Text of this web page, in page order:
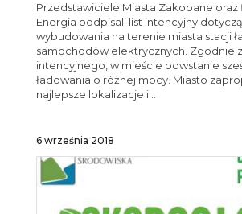
Przedstawiciele Miasta Zakopane oraz
Energia podpisali list intencyjny
wybudowania na terenie miasta stacji
samochodów elektrycznych. Zgodnie
intencyjnego, w mieście powstanie
ładowania o różnej mocy. Miasto
najlepsze lokalizacje i...
6 września 2018